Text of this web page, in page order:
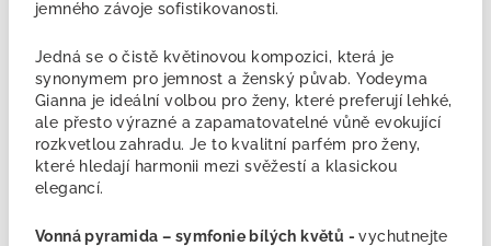
jemného závoje sofistikovanosti.
Jedná se o čistě květinovou kompozici, která je
synonymem pro jemnost a ženský půvab. Yodeyma
Gianna je ideální volbou pro ženy, které preferují lehké,
ale přesto výrazné a zapamatovatelné vůně evokující
rozkvetlou zahradu. Je to kvalitní parfém pro ženy,
které hledají harmonii mezi svěžestí a klasickou
elegancí.
Vonná pyramida – symfonie bílých květů -vychutnejte